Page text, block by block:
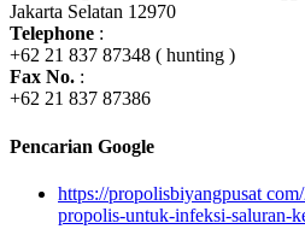
Jakarta Selatan 12970
Telephone :
+62 21 837 87348 ( hunting )
Fax No. :
+62 21 837 87386
Pencarian Google
https://propolisbiyangpusat
propolis-untuk-infeksi-saluran-